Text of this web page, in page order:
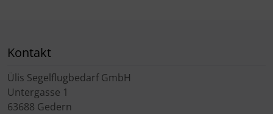
Kontakt
Ülis Segelflugbedarf GmbH
Untergasse 1
63688 Gedern